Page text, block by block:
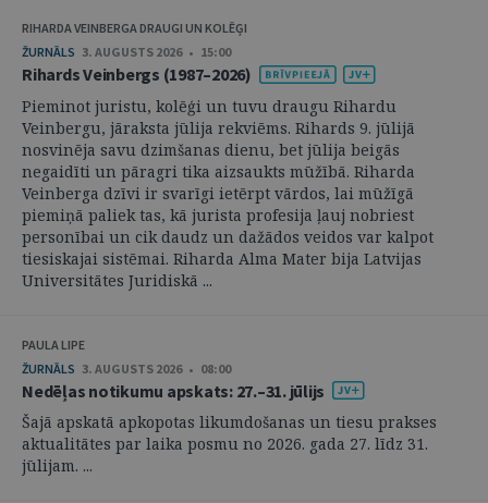
RIHARDA VEINBERGA DRAUGI UN KOLĒĢI
ŽURNĀLS 3. AUGUSTS 2026 • 15:00
Rihards Veinbergs (1987–2026)
Pieminot juristu, kolēģi un tuvu draugu Rihardu
Veinbergu, jāraksta jūlija rekviēms. Rihards 9. jūlijā
nosvinēja savu dzimšanas dienu, bet jūlija beigās
negaidīti un pāragri tika aizsaukts mūžībā. Riharda
Veinberga dzīvi ir svarīgi ietērpt vārdos, lai mūžīgā
piemiņā paliek tas, kā jurista profesija ļauj nobriest
personībai un cik daudz un dažādos veidos var kalpot
tiesiskajai sistēmai. Riharda Alma Mater bija Latvijas
Universitātes Juridiskā ...
PAULA LIPE
ŽURNĀLS 3. AUGUSTS 2026 • 08:00
Nedēļas notikumu apskats: 27.–31. jūlijs
Šajā apskatā apkopotas likumdošanas un tiesu prakses
aktualitātes par laika posmu no 2026. gada 27. līdz 31.
jūlijam. ...